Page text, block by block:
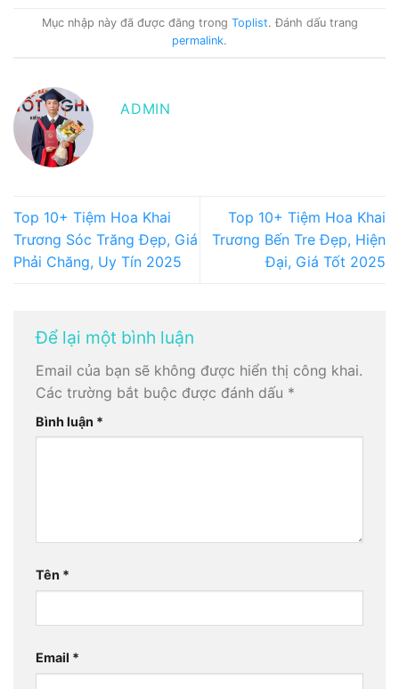
Mục nhập này đã được đăng trong Toplist. Đánh dấu trang
permalink.
ADMIN
Top 10+ Tiệm Hoa Khai
Trương Sóc Trăng Đẹp, Giá
Phải Chăng, Uy Tín 2025
Top 10+ Tiệm Hoa Khai
Trương Bến Tre Đẹp, Hiện
Đại, Giá Tốt 2025
Để lại một bình luận
Email của bạn sẽ không được hiển thị công khai.
Các trường bắt buộc được đánh dấu *
Bình luận *
Tên *
Email *